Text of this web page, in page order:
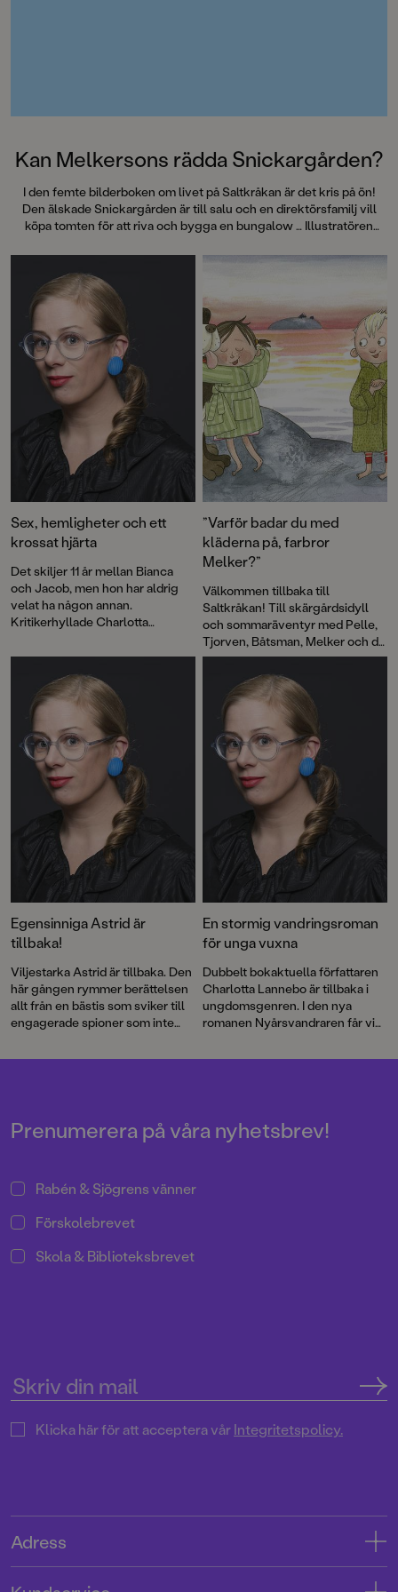
Kan Melkersons rädda Snickargården?
I den femte bilderboken om livet på Saltkråkan är det kris på ön!
Den älskade Snickargården är till salu och en direktörsfamilj vill
köpa tomten för att riva och bygga en bungalow … Illustratören
Astrid Lindgrens berättelse.
Sex, hemligheter och ett
krossat hjärta
Det skiljer 11 år mellan Bianca
och Jacob, men hon har aldrig
velat ha någon annan.
Kritikerhyllade Charlotta
berättelse om förbjuden kärlek
som tar över allt.
”Varför badar du med
kläderna på, farbror
Melker?”
Välkommen tillbaka till
Saltkråkan! Till skärgårdsidyll
och sommaräventyr med Pelle,
Tjorven, Båtsman, Melker och de
andra. Från Astrid Lindgrens
älskade berättelser om livet på
den lilla ön kommer nu en tredje
bilderbok. För illustrationerna
står återigen Maria Nilsson
Thore, en av Sveriges främsta
bildberättare.
Egensinniga Astrid är
tillbaka!
Viljestarka Astrid är tillbaka. Den
här gången rymmer berättelsen
allt från en bästis som sviker till
engagerade spioner som inte
En stormig vandringsroman
för unga vuxna
Dubbelt bokaktuella författaren
Charlotta Lannebo är tillbaka i
ungdomsgenren. I den nya
romanen Nyårsvandraren får vi
fyllevandring genom
Prenumerera på våra nyhetsbrev!
Rabén & Sjögrens vänner
Förskolebrevet
Skola & Biblioteksbrevet
Klicka här för att acceptera vårIntegritetspolicy.
Adress